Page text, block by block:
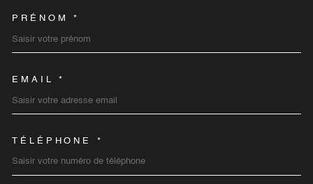
PRÉNOM *
EMAIL *
TÉLÉPHONE *